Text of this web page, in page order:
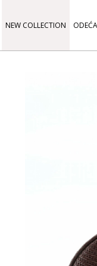
NEW COLLECTION ODEĆA